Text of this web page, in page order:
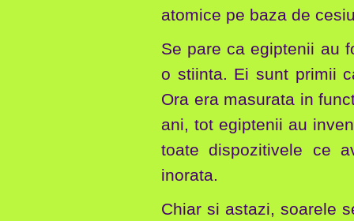
atomice pe baza de
Se pare ca egiptenii au
o stiinta. Ei sunt primii
Ora era masurata in
ani, tot egiptenii au
toate dispozitivele ce
inorata.
Chiar si astazi, soarele